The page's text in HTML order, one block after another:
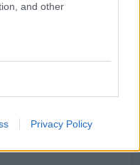
and other
Privacy Policy